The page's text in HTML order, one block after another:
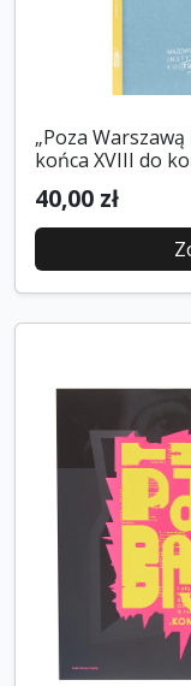
„Poza
końca XVIII do
40,00 zł